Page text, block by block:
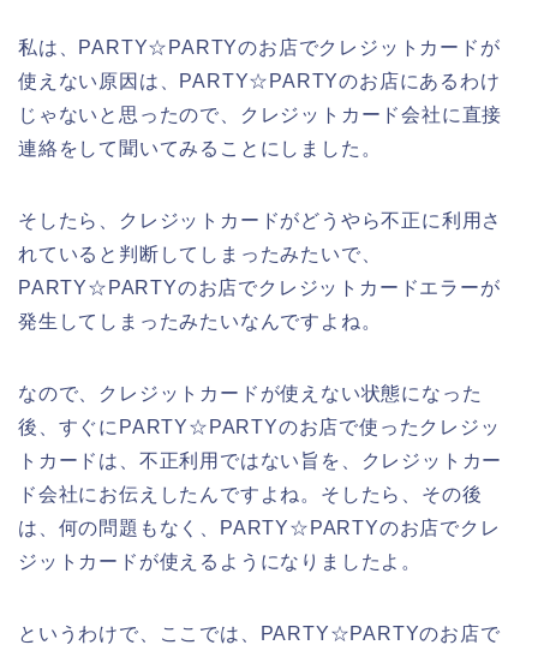
私は、PARTY☆PARTYのお店でクレジットカードが
使えない原因は、PARTY☆PARTYのお店にあるわけ
じゃないと思ったので、クレジットカード会社に直接
連絡をして聞いてみることにしました。
そしたら、クレジットカードがどうやら不正に利用さ
れていると判断してしまったみたいで、
PARTY☆PARTYのお店でクレジットカードエラーが
発生してしまったみたいなんですよね。
なので、クレジットカードが使えない状態になった
後、すぐにPARTY☆PARTYのお店で使ったクレジッ
トカードは、不正利用ではない旨を、クレジットカー
ド会社にお伝えしたんですよね。そしたら、その後
は、何の問題もなく、PARTY☆PARTYのお店でクレ
ジットカードが使えるようになりましたよ。
というわけで、ここでは、PARTY☆PARTYのお店で